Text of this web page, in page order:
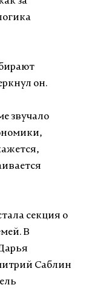
он.
звучало
секция о
В
Саблин